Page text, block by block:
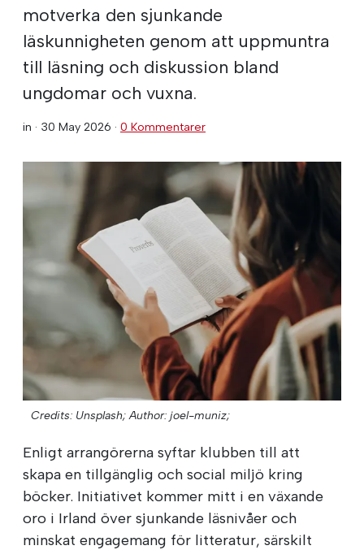
motverka den sjunkande
läskunnigheten genom att uppmuntra
till läsning och diskussion bland
ungdomar och vuxna.
in · 30 May 2026 · 0 Kommentarer
Credits: Unsplash; Author: joel-muniz;
Enligt arrangörerna syftar klubben till att
skapa en tillgänglig och social miljö kring
böcker. Initiativet kommer mitt i en växande
oro i Irland över sjunkande läsnivåer och
minskat engagemang för litteratur, särskilt